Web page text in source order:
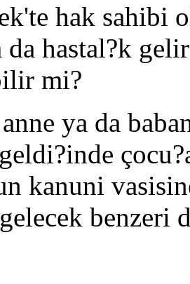
hak sahibi
hastal?k
mi?
ya da
kanuni
benzeri